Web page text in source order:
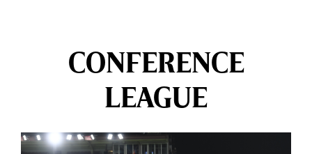
CONFERENCE
LEAGUE